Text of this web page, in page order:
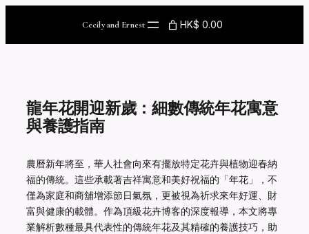
Cecily and Ernest HK$ 0.00
龍年花開迎新歲：細數傳統年花寓意
與養護指南
農曆新年將至，華人社會向來有擺放特定花卉與植物迎春納
福的傳統。這些承載著吉祥寓意和美好祝福的「年花」，不
僅為家庭和商舖增添節日氣氛，更被視為祈求來年好運、財
富與健康的載體。作為頂級花卉博客的深度報導，本文將專
業解析數種最具代表性的傳統年花及其精確的養護技巧，助